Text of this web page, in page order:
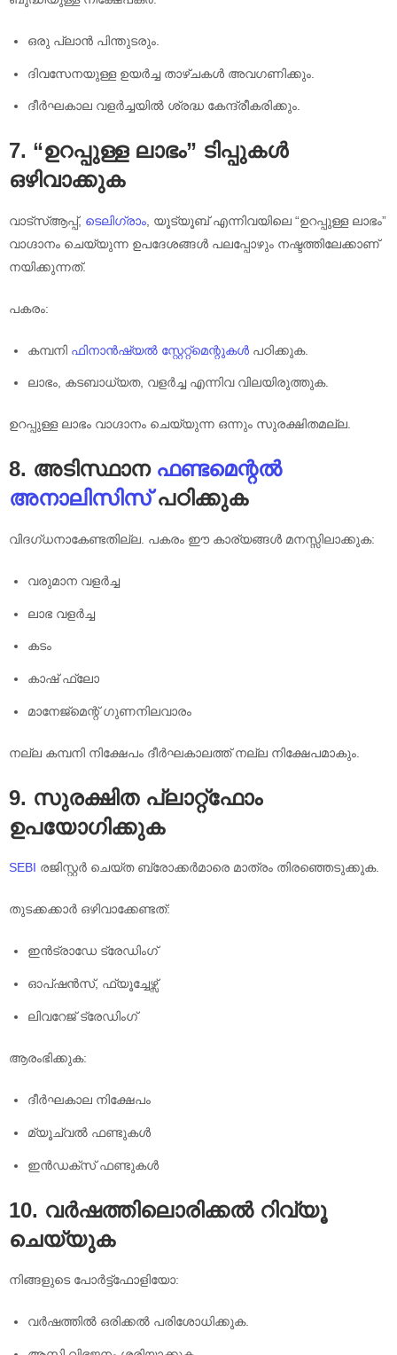
ഒരു പ്ലാൻ പിന്തുടരും.
ദിവസേനയുള്ള ഉയർച്ച താഴ്ചകൾ അവഗണിക്കും.
ദീർഘകാല വളർച്ചയിൽ ശ്രദ്ധ കേന്ദ്രീകരിക്കും.
7. “ഉറപ്പുള്ള ലാഭം” ടിപ്പുകൾ
ഒഴിവാക്കുക
വാട്സ്ആപ്പ്, ടെലിഗ്രാം , യൂട്യൂബ് എന്നിവയിലെ “ഉറപ്പുള്ള ലാഭം”
വാഗ്ദാനം ചെയ്യുന്ന ഉപദേശങ്ങൾ പലപ്പോഴും നഷ്ടത്തിലേക്കാണ്
നയിക്കുന്നത്.
പകരം:
കമ്പനി ഫിനാൻഷ്യൽ സ്റ്റേറ്റ്മെന്റുകൾ പഠിക്കുക.
ലാഭം, കടബാധ്യത, വളർച്ച എന്നിവ വിലയിരുത്തുക.
ഉറപ്പുള്ള ലാഭം വാഗ്ദാനം ചെയ്യുന്ന ഒന്നും സുരക്ഷിതമല്ല.
8. അടിസ്ഥാന ഫണ്ടമെന്റൽ
അനാലിസിസ്പഠിക്കുക
വിദഗ്ധനാകേണ്ടതില്ല. പകരം ഈ കാര്യങ്ങൾ മനസ്സിലാക്കുക:
വരുമാന വളർച്ച
ലാഭ വളർച്ച
കടം
കാഷ് ഫ്ലോ
മാനേജ്മെന്റ് ഗുണനിലവാരം
നല്ല കമ്പനി നിക്ഷേപം ദീർഘകാലത്ത് നല്ല നിക്ഷേപമാകും.
9. സുരക്ഷിത പ്ലാറ്റ്ഫോം
ഉപയോഗിക്കുക
SEBI രജിസ്റ്റർ ചെയ്ത ബ്രോക്കർമാരെ മാത്രം തിരഞ്ഞെടുക്കുക.
തുടക്കക്കാർ ഒഴിവാക്കേണ്ടത്:
ഇൻട്രാഡേ ട്രേഡിംഗ്
ഓപ്ഷൻസ്, ഫ്യൂച്ചേഴ്സ്
ലിവറേജ് ട്രേഡിംഗ്
ആരംഭിക്കുക:
ദീർഘകാല നിക്ഷേപം
മ്യൂച്വൽ ഫണ്ടുകൾ
ഇൻഡക്സ് ഫണ്ടുകൾ
10. വർഷത്തിലൊരിക്കൽ റിവ്യൂ
ചെയ്യുക
നിങ്ങളുടെ പോർട്ട്ഫോളിയോ:
വർഷത്തിൽ ഒരിക്കൽ പരിശോധിക്കുക.